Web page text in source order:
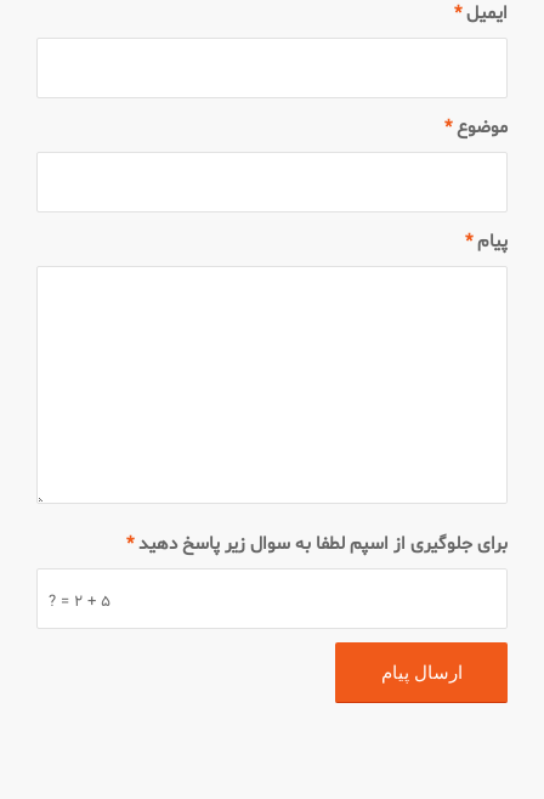
ایمیل*
موضوع*
پیام*
۵ + ۲ = ?
برای جلوگیری از اسپم لطفا به سوال زیر پاسخ دهید*